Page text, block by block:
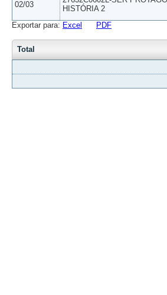
02/03
HISTÓRIA 2
Exportar para: Excel PDF
Total